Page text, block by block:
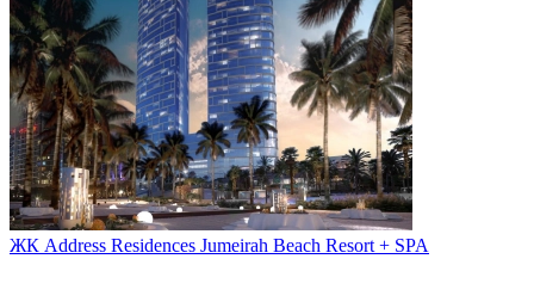
ЖК Address Residences Jumeirah Beach Resort + SPA